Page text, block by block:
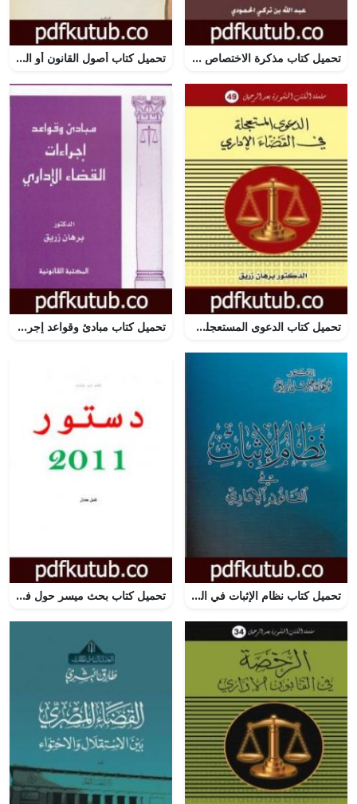
تحميل كتاب مذكرة الاختصاص PDF تأليف عبد الله بن تركي الحمودي مجانا [كامل] تحميل كتاب أصول القانون أو المدخل لدراسة القانون PDF تأليف عبد الرزاق السنهوري مجانا [كامل]
تحميل كتاب الدعوى المستعجلة في القانون الاداري PDF تأليف د. برهان زريق مجانا [كامل] تحميل كتاب مبادئ وقواعد إجراءات القضاء الإداري PDF تأليف د. برهان زريق مجانا [كامل]
تحميل كتاب نظام الإثبات في القانون الاداري PDF تأليف د. برهان زريق مجانا [كامل] تحميل كتاب بحث ميسر حول فصل من دستور المغرب لسنة 2011 PDF تأليف كتيل جمال مجانا [كامل]